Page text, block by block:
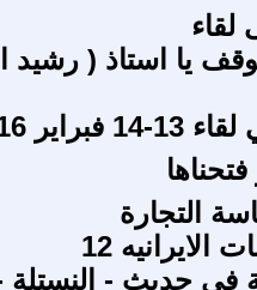
لقاء
يا استاذ ( رشيد
المغرب
التجارة
الايرانيه 12
في حديث - النستلة